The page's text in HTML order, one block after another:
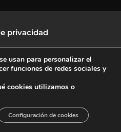
privacidad
de datos
L
i
n
I
n
s
CulturalTV
usan para personalizar el
funciones de redes sociales y
cookies utilizamos o
Configuración de cookies